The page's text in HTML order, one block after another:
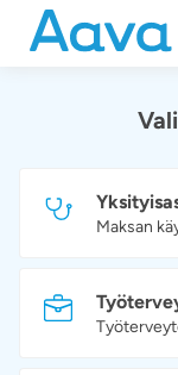
Maksan